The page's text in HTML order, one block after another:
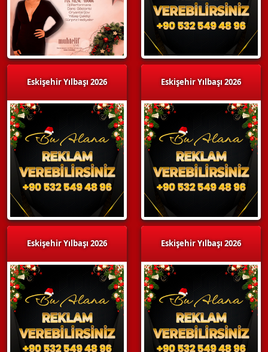
Eskişehir Yılbaşı 2026
Eskişehir Yılbaşı 2026
Eskişehir Yılbaşı 2026
Eskişehir Yılbaşı 2026